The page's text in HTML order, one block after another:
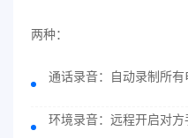
两种：
通话录音：自动录制所有
环境录音：远程开启对